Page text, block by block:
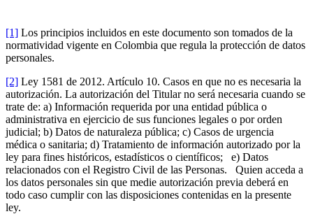
[1] Los principios incluidos en este documento son tomados de la
normatividad vigente en Colombia que regula la protección de datos
personales.
[2] Ley 1581 de 2012. Artículo 10. Casos en que no es necesaria la
autorización. La autorización del Titular no será necesaria cuando se
trate de: a) Información requerida por una entidad pública o
administrativa en ejercicio de sus funciones legales o por orden
judicial; b) Datos de naturaleza pública; c) Casos de urgencia
médica o sanitaria; d) Tratamiento de información autorizado por la
ley para fines históricos, estadísticos o científicos; e) Datos
relacionados con el Registro Civil de las Personas. Quien acceda a
los datos personales sin que medie autorización previa deberá en
todo caso cumplir con las disposiciones contenidas en la presente
ley.